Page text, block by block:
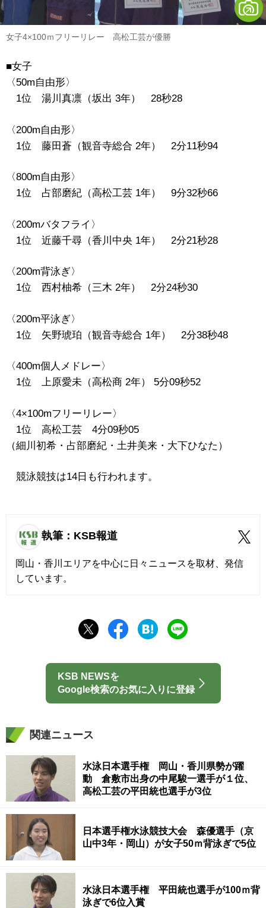
女子4×100ｍフリーリレー 高松工芸が優勝
■女子
〈50m自由形〉
1位 湯川真凛（坂出 3年） 28秒28
〈200m自由形〉
1位 藤田蒼（観音寺総合 2年） 2分11秒94
〈800m自由形〉
1位 占部磨紀（高松工芸 1年） 9分32秒66
〈200mバタフライ〉
1位 近藤千尋（香川中央 1年） 2分21秒28
〈200m背泳ぎ〉
1位 西村柚希（三木 2年） 2分24秒30
〈200m平泳ぎ〉
1位 矢野琥珀（観音寺総合 1年） 2分38秒48
〈400m個人メドレー〉
1位 上原愛未（高松商 2年） 5分09秒52
〈4×100mフリーリレー〉
1位 高松工芸 4分09秒05
（細川初希・占部磨紀・土井美来 ・大下ひなた）
競泳競技は14日も行われます。
執筆：KSB報道
岡山・香川エリアを中心に日々ニュースを取材、発信
しています。
KSB NEWSを
Google検索のお気に入りに登録
関連ニュース
水泳日本選手権 岡山・香川県勢が躍
動 倉敷市出身の中尾駿一選手が１位、
高松工芸の平田統也選手が3位
日本選手権水泳競技大会 森優選手（京
山中3年・岡山）が女子50ｍ背泳ぎで5位
水泳日本選手権 平田統也選手が100ｍ背
泳ぎで6位入賞